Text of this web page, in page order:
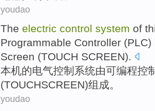
youdao
The electric control system of
Programmable Controller (PLC)
Screen (TOUCH SCREEN).
本机的电气控制 系统由可编程控
(TOUCHSCREEN)组成。
youdao